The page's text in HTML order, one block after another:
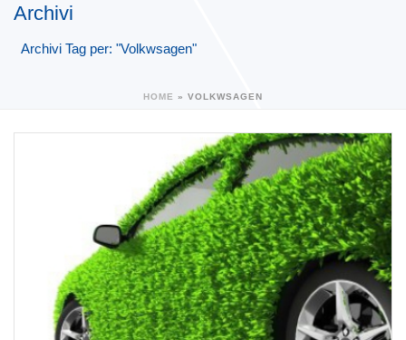
Archivi
Archivi Tag per: "Volkwsagen"
HOME » VOLKWSAGEN